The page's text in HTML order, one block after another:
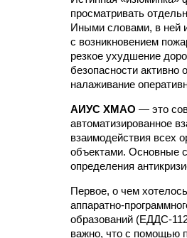
просматривать
Иными словами, в ней
с возникновением
резкое ухудшение
безопасности
налаживание
АИУС ХМАО — это
автоматизированное
взаимодействия всех
объектами. Основные
определения
Первое, о чем
аппаратно-
образований (ЕДДС-
важно, что с помощью